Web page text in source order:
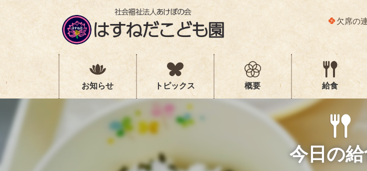
コ
へ
ッ
プ
ナ
ョ
移
動
欠席の
お知らせ トピックス 概要 給食
今日の